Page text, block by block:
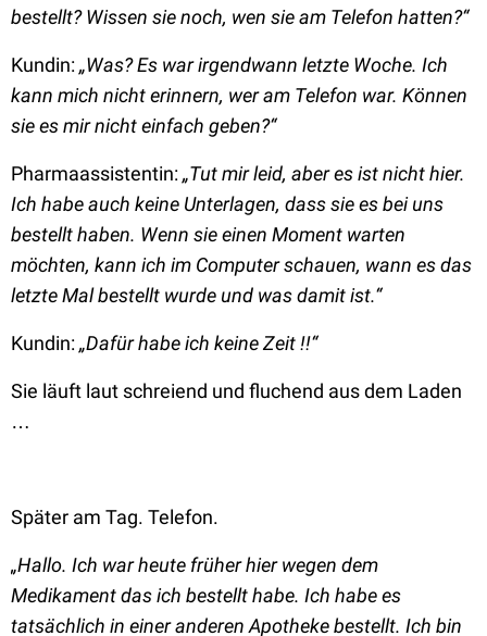
bestellt? Wissen sie noch, wen sie am Telefon hatten?“
Kundin:„Was? Es war irgendwann letzte Woche. Ich
kann mich nicht erinnern, wer am Telefon war. Können
sie es mir nicht einfach geben?“
Pharmaassistentin:„Tut mir leid, aber es ist nicht hier.
Ich habe auch keine Unterlagen, dass sie es bei uns
bestellt haben. Wenn sie einen Moment warten
möchten, kann ich im Computer schauen, wann es das
letzte Mal bestellt wurde und was damit ist.“
Kundin:„Dafür habe ich keine Zeit !!“
Sie läuft laut schreiend und fluchend aus dem Laden
…
Später am Tag. Telefon.
„Hallo. Ich war heute früher hier wegen dem
Medikament das ich bestellt habe. Ich habe es
tatsächlich in einer anderen Apotheke bestellt. Ich bin